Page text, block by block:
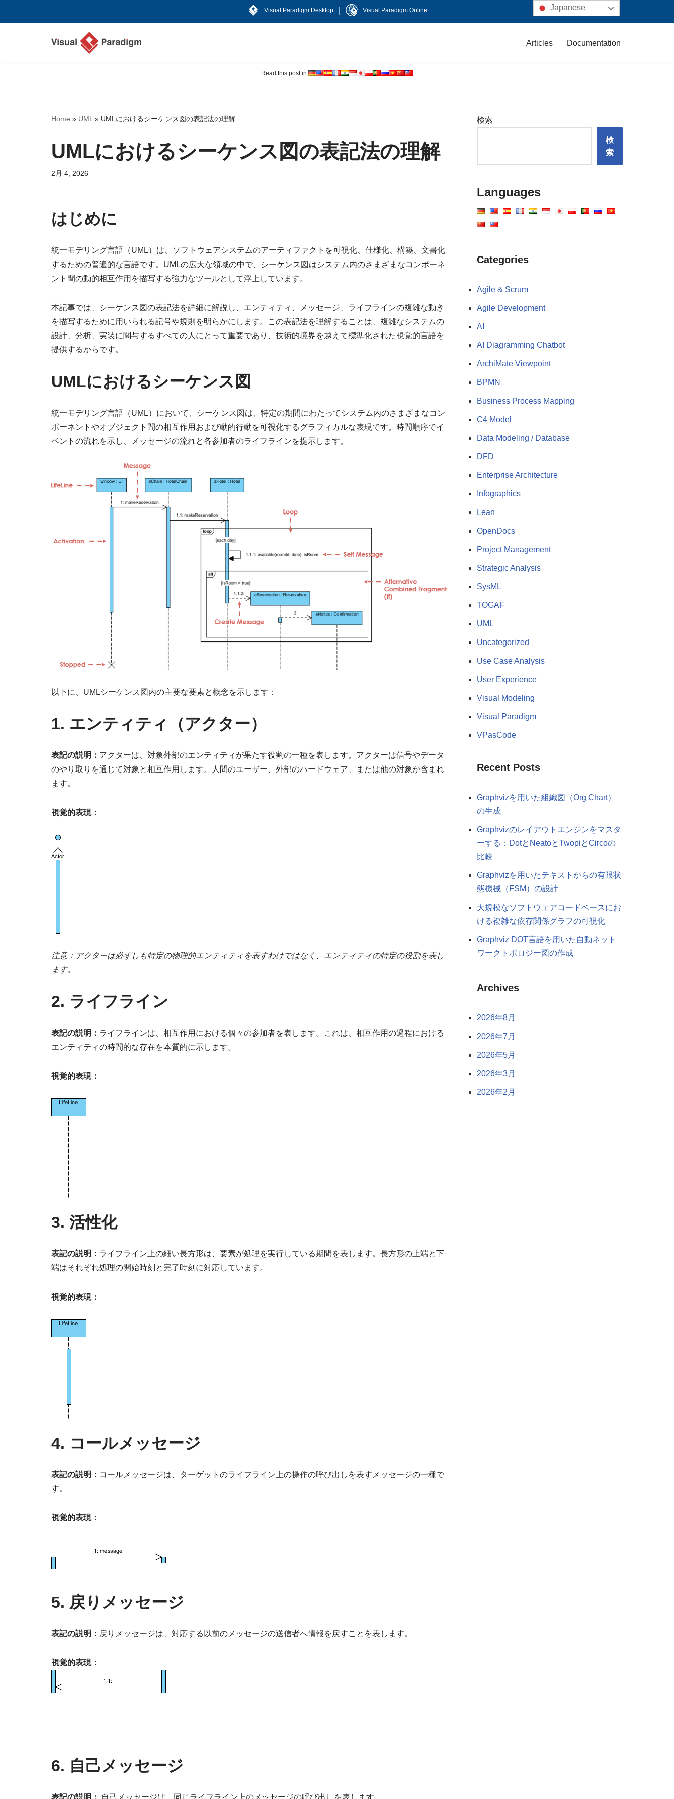
Visual Paradigm Desktop Visual Paradigm Online
Articles Documentation
Read this post in:
Home » UML » UMLにおけるシーケンス図の表記法の理解
UMLにおけるシーケンス図の表記法の理解
2月 4, 2026
はじめに
統一モデリング言語（UML）は、ソフトウェアシステムのアーティファクトを可視化、仕様化、構築、文書化
するための普遍的な言語です。UMLの広大な領域の中で、シーケンス図はシステム内のさまざまなコンポーネ
ント間の動的相互作用を描写する強力なツールとして浮上しています。
本記事では、シーケンス図の表記法を詳細に解説し、エンティティ、メッセージ、ライフラインの複雑な動き
を描写するために用いられる記号や規則を明らかにします。この表記法を理解することは、複雑なシステムの
設計、分析、実装に関与するすべての人にとって重要であり、技術的境界を越えて標準化された視覚的言語を
提供するからです。
UMLにおけるシーケンス図
統一モデリング言語（UML）において、シーケンス図は、特定の期間にわたってシステム内のさまざまなコン
ポーネントやオブジェクト間の相互作用および動的行動を可視化するグラフィカルな表現です。時間順序でイ
ベントの流れを示し、メッセージの流れと各参加者のライフラインを提示します。
以下に、UMLシーケンス図内の主要な要素と概念を示します：
1. エンティティ（アクター）
表記の説明： アクターは、対象外部のエンティティが果たす役割の一種を表します。アクターは信号やデータ
のやり取りを通じて対象と相互作用します。人間のユーザー、外部のハードウェア、または他の対象が含まれ
ます。
視覚的表現：
注意：アクターは必ずしも特定の物理的エンティティを表すわけではなく、エンティティの特定の役割を表し
ます。
2. ライフライン
表記の説明： ライフラインは、相互作用における個々の参加者を表します。これは、相互作用の過程における
エンティティの時間的な存在を本質的に示します。
視覚的表現：
3. 活性化
表記の説明： ライフライン上の細い長方形は、要素が処理を実行している期間を表します。長方形の上端と下
端はそれぞれ処理の開始時刻と完了時刻に対応しています。
視覚的表現：
4. コールメッセージ
表記の説明： コールメッセージは、ターゲットのライフライン上の操作の呼び出しを表すメッセージの一種で
す。
視覚的表現：
5. 戻りメッセージ
表記の説明： 戻りメッセージは、対応する以前のメッセージの送信者へ情報を戻すことを表します。
視覚的表現：
6. 自己メッセージ
検索
検
索
Languages
Categories
Agile & Scrum
Agile Development
AI
AI Diagramming Chatbot
ArchiMate Viewpoint
BPMN
Business Process Mapping
C4 Model
Data Modeling / Database
DFD
Enterprise Architecture
Infographics
Lean
OpenDocs
Project Management
Strategic Analysis
SysML
TOGAF
UML
Uncategorized
Use Case Analysis
User Experience
Visual Modeling
Visual Paradigm
VPasCode
Recent Posts
Graphvizを用いた組織図（Org Chart）
の生成
Graphvizのレイアウトエンジンをマスタ
ーする：DotとNeatoとTwopiとCircoの
比較
Graphvizを用いたテキストからの有限状
態機械（FSM）の設計
大規模なソフトウェアコードベースにお
ける複雑な依存関係グラフの可視化
Graphviz DOT言語を用いた自動ネット
ワークトポロジー図の作成
Archives
2026年8月
2026年7月
2026年5月
2026年3月
2026年2月
Japanese